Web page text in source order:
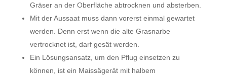
Gräser an der Oberfläche abtrocknen und absterben.
Mit der Aussaat muss dann vorerst einmal gewartet
werden. Denn erst wenn die alte Grasnarbe
vertrocknet ist, darf gesät werden.
Ein Lösungsansatz, um den Pflug einsetzen zu
können, ist ein Maissägerät mit halbem